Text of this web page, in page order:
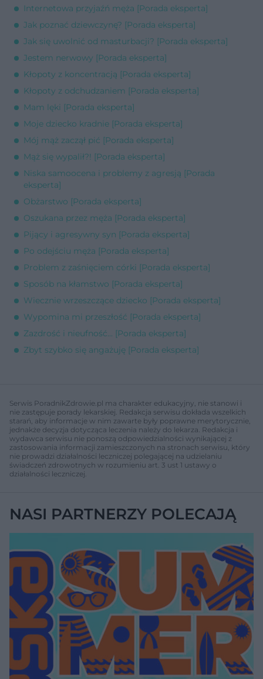
Internetowa przyjaźń męża [Porada eksperta]
Jak poznać dziewczynę? [Porada eksperta]
Jak się uwolnić od masturbacji? [Porada eksperta]
Jestem nerwowy [Porada eksperta]
Kłopoty z koncentracją [Porada eksperta]
Kłopoty z odchudzaniem [Porada eksperta]
Mam lęki [Porada eksperta]
Moje dziecko kradnie [Porada eksperta]
Mój mąż zaczął pić [Porada eksperta]
Mąż się wypalił?! [Porada eksperta]
Niska samoocena i problemy z agresją [Porada
eksperta]
Obżarstwo [Porada eksperta]
Oszukana przez męża [Porada eksperta]
Pijący i agresywny syn [Porada eksperta]
Po odejściu męża [Porada eksperta]
Problem z zaśnięciem córki [Porada eksperta]
Sposób na kłamstwo [Porada eksperta]
Wiecznie wrzeszczące dziecko [Porada eksperta]
Wypomina mi przeszłość [Porada eksperta]
Zazdrość i nieufność... [Porada eksperta]
Zbyt szybko się angażuję [Porada eksperta]
Serwis PoradnikZdrowie.pl ma charakter edukacyjny, nie stanowi i
nie zastępuje porady lekarskiej. Redakcja serwisu dokłada wszelkich
starań, aby informacje w nim zawarte były poprawne merytorycznie,
jednakże decyzja dotycząca leczenia należy do lekarza. Redakcja i
wydawca serwisu nie ponoszą odpowiedzialności wynikającej z
zastosowania informacji zamieszczonych na stronach serwisu, który
nie prowadzi działalności leczniczej polegającej na udzielaniu
świadczeń zdrowotnych w rozumieniu art. 3 ust 1 ustawy o
działalności leczniczej.
NASI PARTNERZY POLECAJĄ